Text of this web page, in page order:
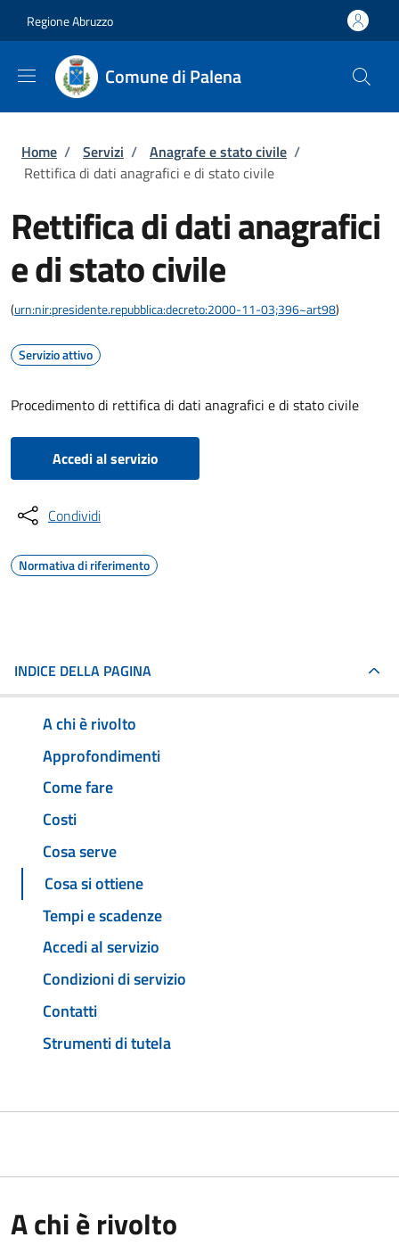
Regione Abruzzo
Comune di Palena
Briciole di pane
Home / Servizi / Anagrafe e stato civile /
Rettifica di dati anagrafici e di stato civile
Rettifica di dati anagrafici
e di stato civile
(urn:nir:presidente.repubblica:decreto:2000-11-03;396~art98)
Servizio attivo
Procedimento di rettifica di dati anagrafici e di stato civile
Accedi al servizio
Condividi
Normativa di riferimento
INDICE DELLA PAGINA
A chi è rivolto
Approfondimenti
Come fare
Costi
Cosa serve
Cosa si ottiene
Tempi e scadenze
Accedi al servizio
Condizioni di servizio
Contatti
Strumenti di tutela
A chi è rivolto